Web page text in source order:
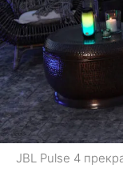
JBL Pulse 4